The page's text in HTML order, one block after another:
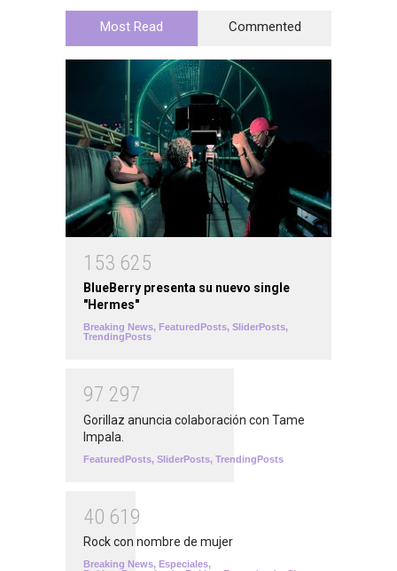
Most Read Commented
1 53 625
BlueBerry presenta su nuevo single
"Hermes"
Breaking News, FeaturedPosts, SliderPosts,
TrendingPosts
97 297
Gorillaz anuncia colaboración con Tame
Impala.
FeaturedPosts, SliderPosts, TrendingPosts
40 61 9
Rock con nombre de mujer
Breaking News, Especiales,